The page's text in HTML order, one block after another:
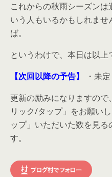
これからの秋雨シーズン
いう人もいるかもしれま
ば。
というわけで、本日は以上
【次回以降の予告】
・未定
更新の励みになりますので
リック/タップ」をお願い
ップ」いただいた数を見
す。